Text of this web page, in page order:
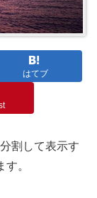
はてブ
割して表示す
。